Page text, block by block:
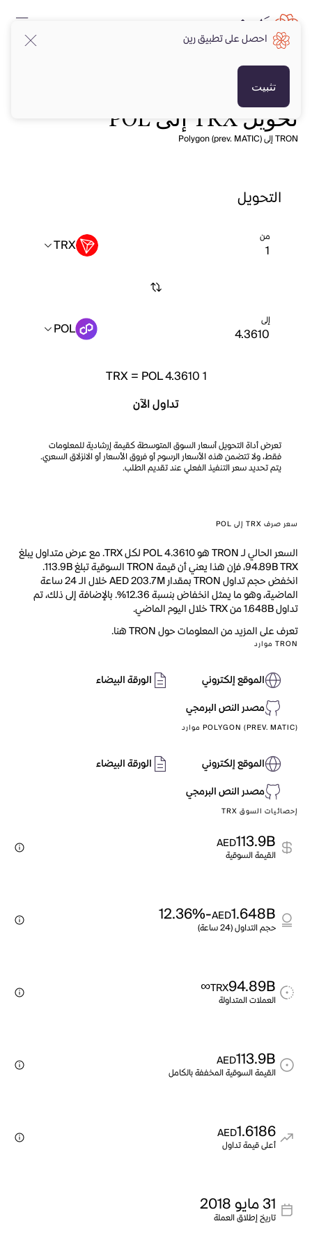
تحويل TRX إلى POL
TRON إلى Polygon (prev. MATIC)
التحويل
من TRX
إلى POL
1
TRX= POL 4.3610
تداول الآن
تعرض أداة التحويل أسعار السوق المتوسطة كقيمة إرشادية للمعلومات
فقط، ولا تتضمن هذه الأسعار الرسوم أو فروق الأسعار أو الانزلاق السعري.
يتم تحديد سعر التنفيذ الفعلي عند تقديم الطلب.
سعر صرف TRX إلى POL
السعر الحالي لـ TRON هو POL 4.3610 لكل TRX. مع عرض متداول يبلغ
94.89B TRX، فإن هذا يعني أن قيمة TRON السوقية تبلغ 113.9B.
انخفض حجم تداول TRON بمقدار AED 203.7M خلال الـ 24 ساعة
الماضية، وهو ما يمثل انخفاض بنسبة 12.36%. بالإضافة إلى ذلك، تم
تداول 1.648B من TRX خلال اليوم الماضي.
تعرف على المزيد من المعلومات حول TRON هنا.
TRON موارد
الموقع إلكتروني
الورقة البيضاء
مصدر النص البرمجي
POLYGON (PREV. MATIC) موارد
الموقع إلكتروني
الورقة البيضاء
مصدر النص البرمجي
إحصائيات السوق TRX
113.9B
AED
القيمة السوقية
1.648B
AED
-12.36%
حجم التداول (24 ساعة)
94.89B
TRX
∞
العملات المتداولة
113.9B
AED
القيمة السوقية المخففة بالكامل
1.6186
AED
أعلى قيمة تداول
31 مايو 2018
تاريخ إطلاق العملة
احصل على تطبيق رين
تثبيت